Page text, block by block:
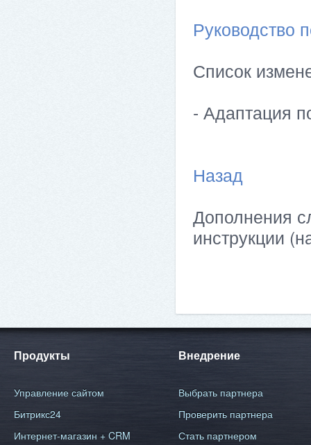
Руководство
Список
- Адаптация
Назад
Дополнения
инструкции
Продукты
Управление сайтом
Битрикс24
Интернет-магазин + CRM
Внедрение
Выбрать партнера
Проверить партнера
Стать партнером